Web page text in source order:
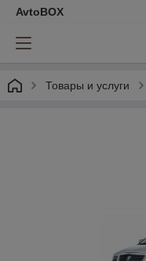
AvtoBOX
Товары и услуги